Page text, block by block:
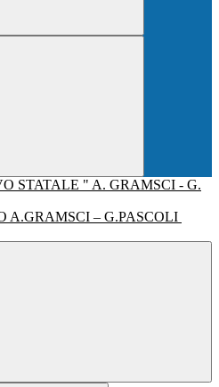
A.GRAMSCI – G.PASCOLI